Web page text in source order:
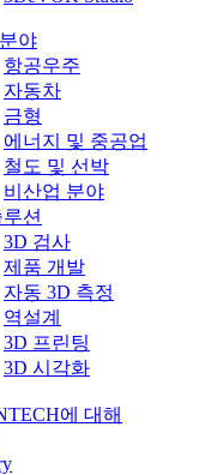
야
항공우주
자동차
금형
에너지 및 중공업
철도 및 선박
비산업 분야
션
3D 검사
제품 개발
자동 3D 측정
역설계
3D 프린팅
3D 시각화
에 대해